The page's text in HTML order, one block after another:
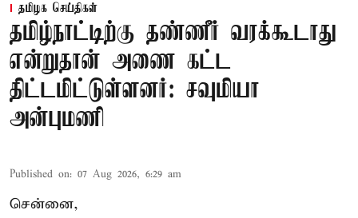
தமிழக செய்திகள்
தமிழ்நாட்டிற்கு தண்ணீர் வரக்கூடாது
என்றுதான் அணை கட்ட
திட்டமிட்டுள்ளனர்: சவுமியா
அன்புமணி
Published on: 07 Aug 2026, 6:29 am
சென்னை,